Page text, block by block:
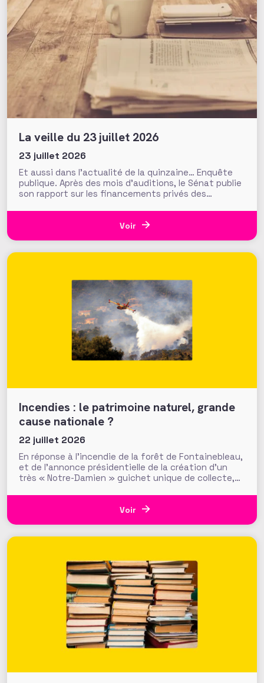
La veille du 23 juillet 2026
23 juillet 2026
Et aussi dans l’actualité de la quinzaine… Enquête
publique. Après des mois d’auditions, le Sénat publie
son rapport sur les financements privés des
influence croissante dans les domaines de l’intérêt
général. Fonds de dotation dormants, fondations
Voir
Incendies : le patrimoine naturel, grande
cause nationale ?
22 juillet 2026
En réponse à l’incendie de la forêt de Fontainebleau,
et de l’annonce présidentielle de la création d’un
très « Notre-Damien » guichet unique de collecte,
d’une semaine par la Fondation du Patrimoine. Alors
que d’autres collectes, par l’ONF ou des particuliers,
Voir